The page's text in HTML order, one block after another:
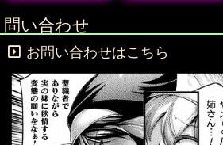
問い合わせ
お問い合わせはこちら